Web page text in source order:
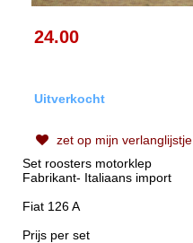
24.00
Uitverkocht
zet op mijn verlanglijstje
Set roosters motorklep
Fabrikant- Italiaans import
Fiat 126 A
Prijs per set